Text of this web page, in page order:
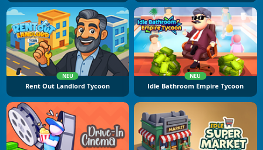
NEU
Rent Out Landlord Tycoon
NEU
Idle Bathroom Empire Tycoon